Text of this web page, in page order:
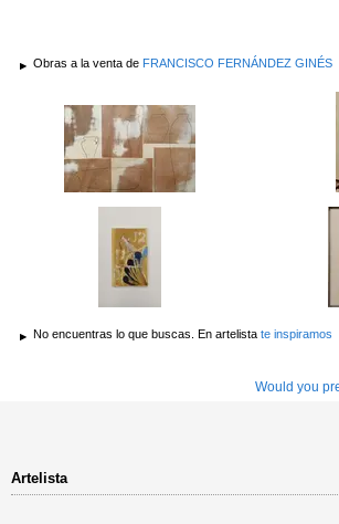
Obras a la venta de FRANCISCO FERNÁNDEZ GINÉS
No encuentras lo que buscas. En artelista te inspiramos
Would you
Artelista